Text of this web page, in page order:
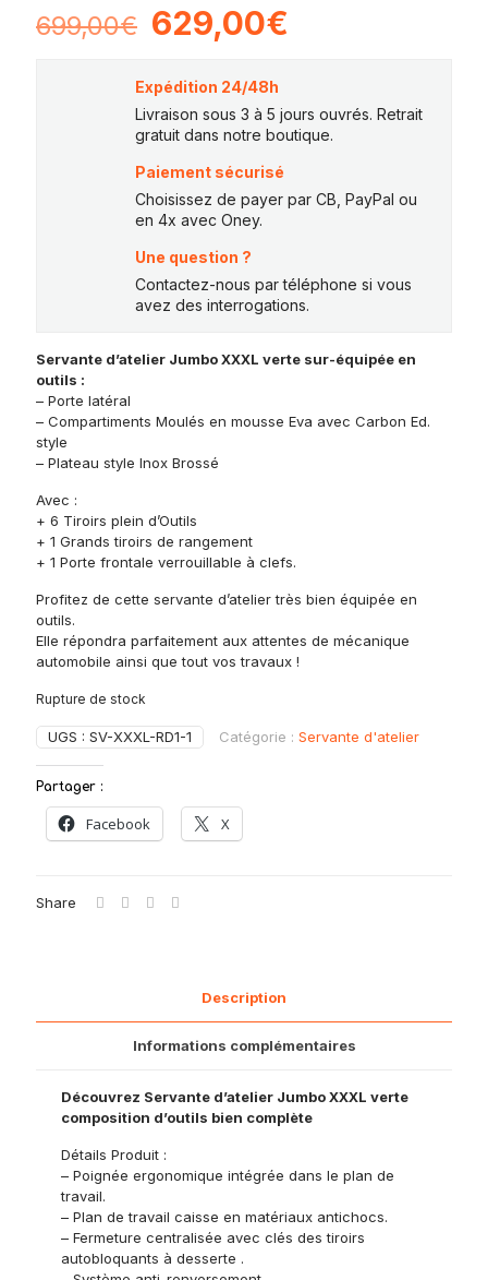
699,00€ Le
initial
était :
699,00€.
629,00€
est :
629,00€.
Expédition 24/48h
Livraison sous 3 à 5 jours ouvrés. Retrait
gratuit dans notre boutique.
Paiement sécurisé
Choisissez de payer par CB, PayPal ou
en 4x avec Oney.
Une question ?
Contactez-nous par téléphone si vous
avez des interrogations.
Servante d’atelier Jumbo XXXL verte sur-équipée en
outils :
– Porte latéral
– Compartiments Moulés en mousse Eva avec Carbon Ed.
style
– Plateau style Inox Brossé
Avec :
+ 6 Tiroirs plein d’Outils
+ 1 Grands tiroirs de rangement
+ 1 Porte frontale verrouillable à clefs.
Profitez de cette servante d’atelier très bien équipée en
outils.
Elle répondra parfaitement aux attentes de mécanique
automobile ainsi que tout vos travaux !
Rupture de stock
UGS : SV-XXXL-RD1-1 Catégorie : Servante d'atelier
Partager :
Facebook X
Share
Description
Informations complémentaires
Découvrez Servante d’atelier Jumbo XXXL verte
composition d’outils bien complète
Détails Produit :
– Poignée ergonomique intégrée dans le plan de
travail.
– Plan de travail caisse en matériaux antichocs.
– Fermeture centralisée avec clés des tiroirs
autobloquants à desserte .